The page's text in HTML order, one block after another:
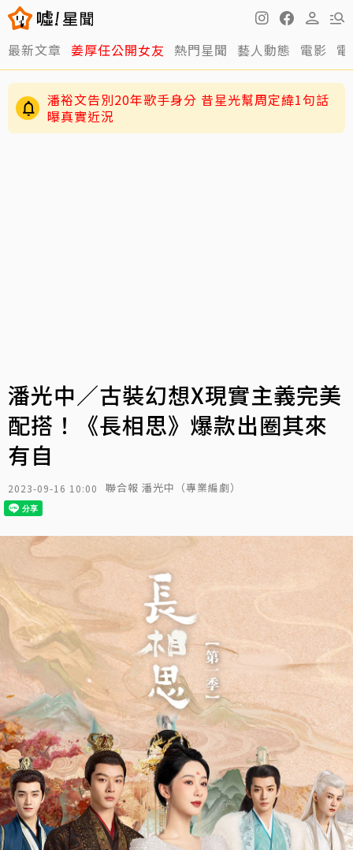
最新文章 姜厚任公開女友 熱門星聞 藝人動態 電影
潘裕文告別20年歌手身分 昔星光幫周定緯1句話
曝真實近況
潘光中／古裝幻想X現實主義完美
配搭！《長相思》爆款出圈其來
有自
2023-09-16 10:00 聯合報 潘光中（專業編劇）